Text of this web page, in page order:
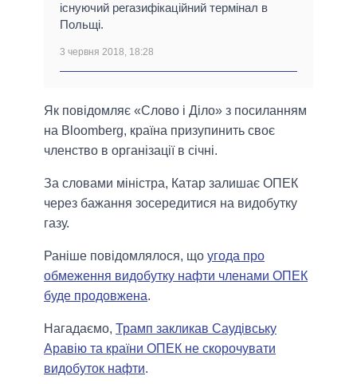
існуючий регазифікаційний термінал в
Польщі.
3 червня 2018, 18:28
Як повідомляє «Слово і Діло» з посиланням
на Bloomberg, країна призупинить своє
членство в організації в січні.
За словами міністра, Катар залишає ОПЕК
через бажання зосередитися на видобутку
газу.
Раніше повідомлялося, що угода про
обмеження видобутку нафти членами ОПЕК
буде продовжена.
Нагадаємо, Трамп закликав Саудівську
Аравію та країни ОПЕК не скорочувати
видобуток нафти.